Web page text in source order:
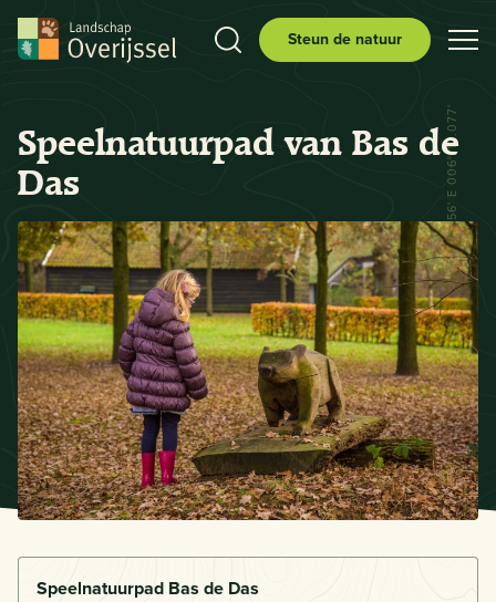
Steun de natuur
Speelnatuurpad van Bas de
Das
N 52° 29.556' E 006° 12.077'
Speelnatuurpad Bas de Das